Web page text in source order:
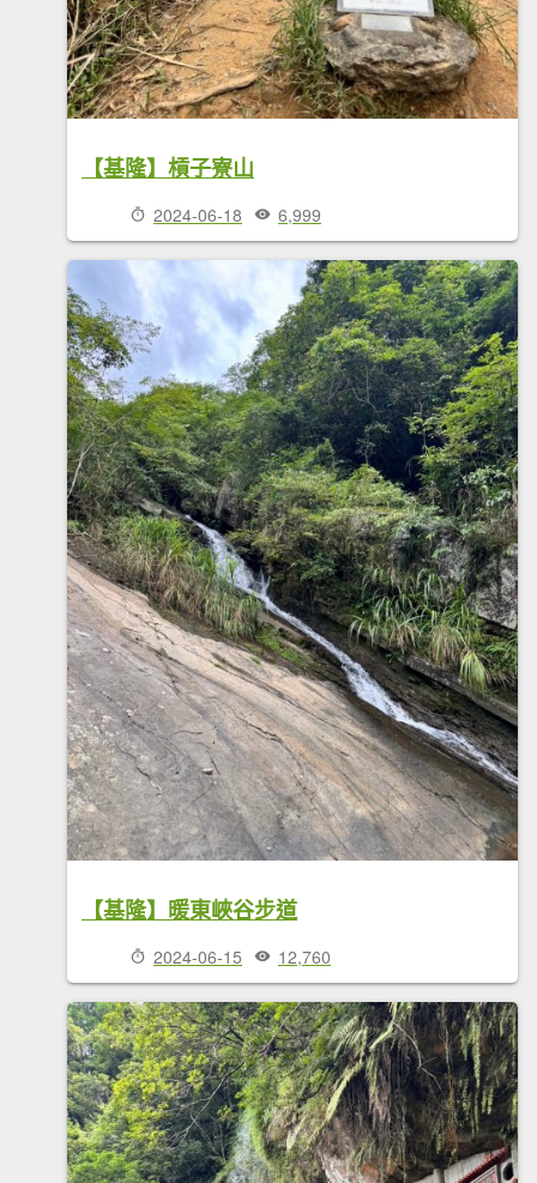
【基隆】槓子寮山
2024-06-18 6,999
【基隆】暖東峽谷步道
2024-06-15 12,760